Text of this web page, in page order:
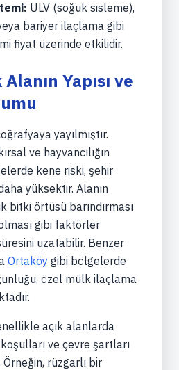
ULV (soğuk sisleme),
bariyer ilaçlama gibi
fiyat üzerinde etkilidir.
Yapısı ve
yayılmıştır.
ve hayvancılığın
kene riski, şehir
yüksektir. Alanın
bitki örtüsü barındırması
gibi faktörler
uzatabilir. Benzer
Ortaköy gibi bölgelerde
özel mülk ilaçlama
açık alanlarda
koşulları ve çevre şartları
rüzgarlı bir